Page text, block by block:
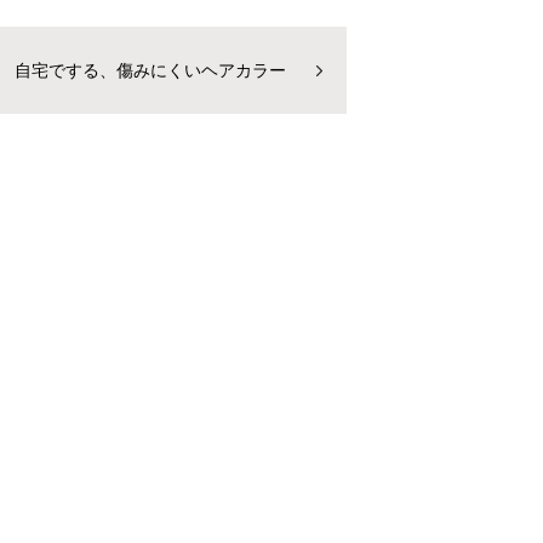
自宅でする、傷みにくいヘアカラー